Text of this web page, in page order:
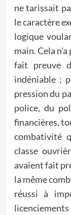
ne tarissait
le caractère
logique
main. Cela
fait preuve
indéniable ;
pression du
police, du
financières,
combativité
classe
avaient fait
la même
réussi à